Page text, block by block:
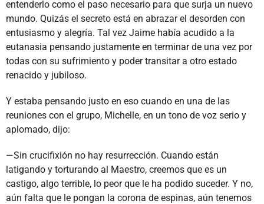
entenderlo como el paso necesario para que surja un nuevo
mundo. Quizás el secreto está en abrazar el desorden con
entusiasmo y alegría. Tal vez Jaime había acudido a la
eutanasia pensando justamente en terminar de una vez por
todas con su sufrimiento y poder transitar a otro estado
renacido y jubiloso.
Y estaba pensando justo en eso cuando en una de las
reuniones con el grupo, Michelle, en un tono de voz serio y
aplomado, dijo:
—Sin crucifixión no hay resurrección. Cuando están
latigando y torturando al Maestro, creemos que es un
castigo, algo terrible, lo peor que le ha podido suceder. Y no,
aún falta que le pongan la corona de espinas, aún tenemos